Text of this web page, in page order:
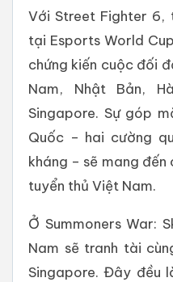
Với Street Fighter
tại Esports World
chứng kiến cuộc đối
Nam, Nhật Bản,
Singapore. Sự góp
Quốc – hai cường
kháng – sẽ mang
tuyển thủ Việt Nam.
Ở Summoners War:
Nam sẽ tranh tài
Singapore. Đây đều